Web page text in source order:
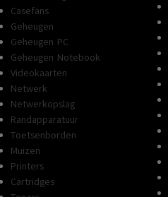
Casefans
Geheugen
Geheugen PC
Geheugen Notebook
Videokaarten
Netwerk
Netwerkopslag
Randapparatuur
Toetsenborden
Muizen
Printers
Cartridges